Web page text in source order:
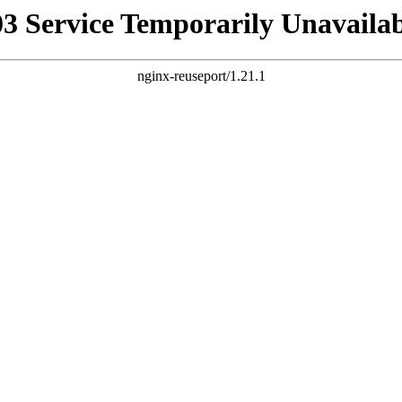
Service Temporarily
nginx-reuseport/1.21.1